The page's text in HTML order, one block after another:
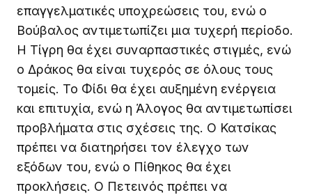
επαγγελματικές υποχρεώσεις του, ενώ ο
Βούβαλος αντιμετωπίζει μια τυχερή περίοδο.
Η Τίγρη θα έχει συναρπαστικές στιγμές, ενώ
ο Δράκος θα είναι τυχερός σε όλους τους
τομείς. Το Φίδι θα έχει αυξημένη ενέργεια
και επιτυχία, ενώ η Άλογος θα αντιμετωπίσει
προβλήματα στις σχέσεις της. Ο Κατσίκας
πρέπει να διατηρήσει τον έλεγχο των
εξόδων του, ενώ ο Πίθηκος θα έχει
προκλήσεις. Ο Πετεινός πρέπει να